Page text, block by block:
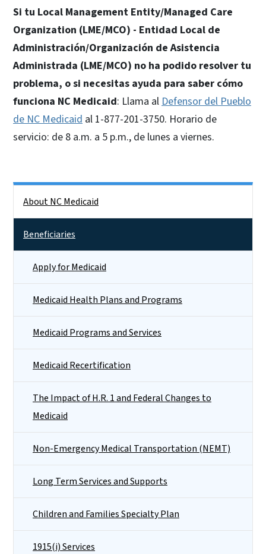
Si tu Local Management Entity/Managed Care
Organization (LME/MCO) - Entidad Local de
Administración/Organización de Asistencia
Administrada (LME/MCO) no ha podido resolver tu
problema, o si necesitas ayuda para saber cómo
funciona NC Medicaid: Llama al Defensor del Pueblo
de NC Medicaid al 1-877-201-3750. Horario de
servicio: de 8 a.m. a 5 p.m., de lunes a viernes.
About NC Medicaid
Beneficiaries
Apply for Medicaid
Medicaid Health Plans and Programs
Medicaid Programs and Services
Medicaid Recertification
The Impact of H.R. 1 and Federal Changes to
Medicaid
Non-Emergency Medical Transportation (NEMT)
Long Term Services and Supports
Children and Families Specialty Plan
1915(i) Services